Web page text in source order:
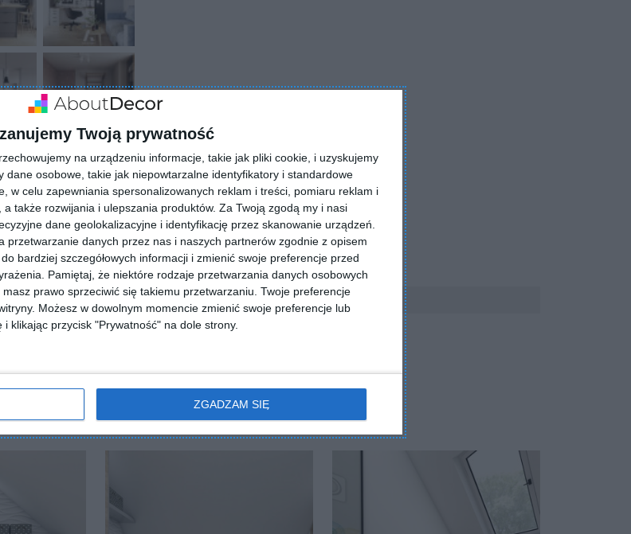
Twoją prywatność
na urządzeniu informacje, takie jak pliki cookie, i uzyskujemy
dane osobowe, takie jak niepowtarzalne identyfikatory i standardowe
w celu zapewniania spersonalizowanych reklam i treści, pomiaru reklam i
także rozwijania i ulepszania produktów. Za Twoją zgodą my i nasi
dane geolokalizacyjne i identyfikację przez skanowanie urządzeń.
przetwarzanie danych przez nas i naszych partnerów zgodnie z opisem
bardziej szczegółowych informacji i zmienić swoje preferencje przed
Pamiętaj, że niektóre rodzaje przetwarzania danych osobowych
prawo sprzeciwić się takiemu przetwarzaniu. Twoje preferencje
Możesz w dowolnym momencie zmienić swoje preferencje lub
klikając przycisk "Prywatność" na dole strony.
ZGADZAM SIĘ
ZADAJ PYTANIE